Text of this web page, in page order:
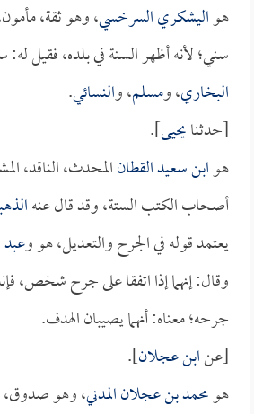
هواليشكري السرخسي، وهو ثقة،
سني؛ لأنه أظهر السنة في بلده، فقيل
البخاري، ومسلم، والنسائي.
[حدثنايحيى].
هوابن سعيد القطانالمحدث، الناقد،
أصحاب الكتب الستة، وقد قال عنه
يعتمد قوله في الجرح والتعديل، هو و
وقال: إنهما إذا اتفقا على جرح شخص،
جرحه؛ معناه: أنهما يصيبان الهدف.
[عنابن عجلان].
هومحمد بن عجلان المدني، وهو